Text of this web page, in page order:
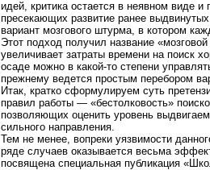
идей, критика остается в неявном виде
пресекающих развитие ранее
вариант мозгового штурма, в котором
Этот подход получил название
увеличивает затраты времени на поиск
осаде можно в какой-то степени
прежнему ведется простым перебором
Итак, кратко сформулируем суть
правил работы — «бестолковость»
позволяющих оценить уровень
сильного направления.
Тем не менее, вопреки уязвимости
ряде случаев оказывается весьма
посвящена специальная публикация